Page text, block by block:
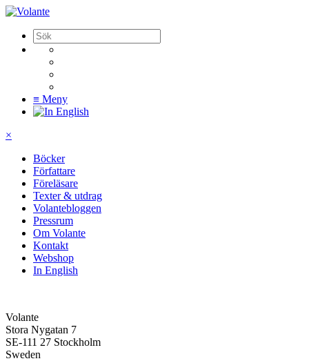
≡ Meny
×
Böcker
Författare
Föreläsare
Texter & utdrag
Volantebloggen
Pressrum
Om Volante
Kontakt
Webshop
In English
Volante
Stora Nygatan 7
SE-111 27 Stockholm
Sweden